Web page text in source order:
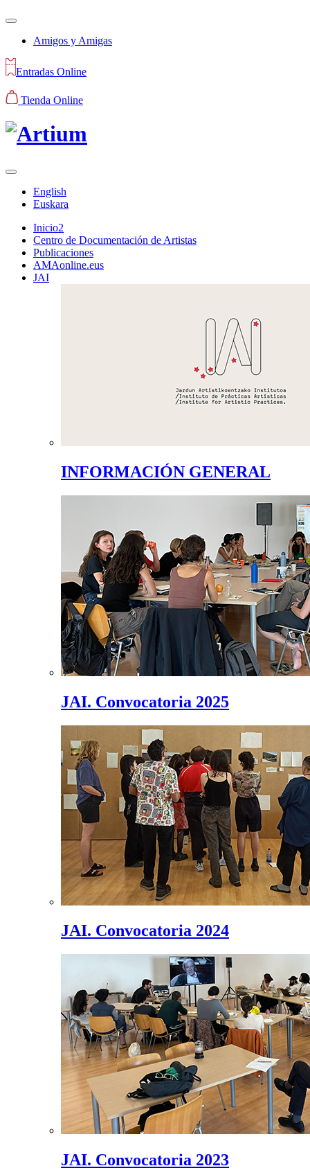
Amigos y Amigas
Entradas Online
Tienda Online
English
Euskara
Inicio2
Centro de Documentación de Artistas
Publicaciones
AMAonline.eus
JAI
INFORMACIÓN GENERAL
JAI. Convocatoria 2025
JAI. Convocatoria 2024
JAI. Convocatoria 2023